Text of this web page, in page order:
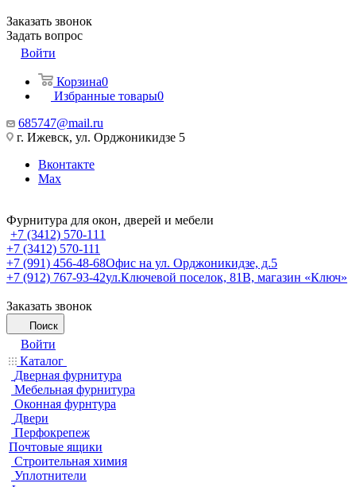
Заказать звонок
Задать вопрос
Войти
Корзина0
Избранные товары0
685747@mail.ru
г. Ижевск, ул. Орджоникидзе 5
Вконтакте
Max
Фурнитура для окон, дверей и мебели
+7 (3412) 570-111
+7 (3412) 570-111
+7 (991) 456-48-68Офис на ул. Орджоникидзе, д.5
+7 (912) 767-93-42ул.Ключевой поселок, 81В, магазин «Ключ»
Заказать звонок
Поиск
Войти
Каталог
Дверная фурнитура
Мебельная фурнитура
Оконная фурнтура
Двери
Перфокрепеж
Почтовые ящики
Строительная химия
Уплотнители